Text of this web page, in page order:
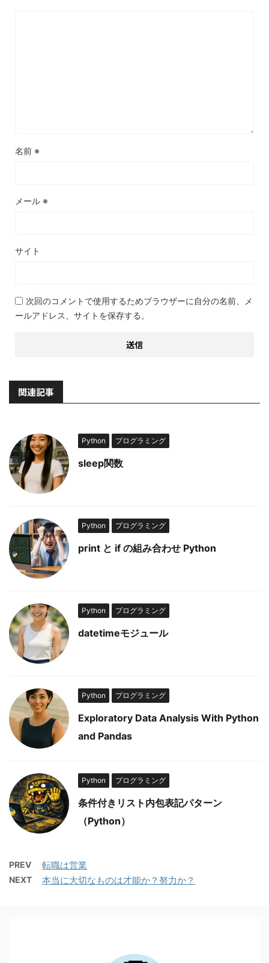
名前 ※
メール ※
サイト
次回のコメントで使用するためブラウザーに自分の名前、メ
ールアドレス、サイトを保存する。
関連記事
Python プログラミング
sleep関数
Python プログラミング
print と if の組み合わせ Python
Python プログラミング
datetimeモジュール
Python プログラミング
Exploratory Data Analysis With Python
and Pandas
Python プログラミング
条件付きリスト内包表記パターン
（Python）
PREV 転職は営業
NEXT 本当に大切なものは才能か？努力か？